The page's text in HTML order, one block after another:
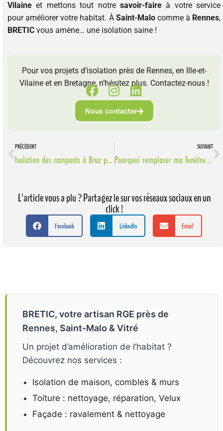
Vilaine et mettons tout notre savoir-faireà votre service
pour améliorer votre habitat. À Saint-Malocomme à Rennes,
BRETIC vous amène… une isolation saine !
Pour vos projets d’isolation près de Rennes, en Ille-et-
Vilaine et en Bretagne, n’hésitez plus. Contactez-nous !
Nous contacter
PRÉCÉDENT
Isolation des rampants à Bruz près de Rennes.
SUIVANT
Pourquoi remplacer ma fenêtre de toit VELUX® ?
L'article vous a plu ? Partagez le sur vos réseaux sociaux en un
click !
Facebook LinkedIn Email
BRETIC, votre artisan RGE près de
Rennes, Saint-Malo & Vitré
Un projet d’amélioration de l’habitat ?
Découvrez nos services :
Isolation de maison, combles & murs
Toiture : nettoyage, réparation, Velux
Façade : ravalement & nettoyage